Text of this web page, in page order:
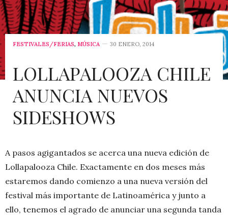
FESTIVALES/FERIAS, MÚSICA 30 ENERO, 2014
LOLLAPALOOZA CHILE
ANUNCIA NUEVOS
SIDESHOWS
A pasos agigantados se acerca una nueva edición de
Lollapalooza Chile. Exactamente en dos meses más
estaremos dando comienzo a una nueva versión del
festival más importante de Latinoamérica y junto a
ello, tenemos el agrado de anunciar una segunda tanda